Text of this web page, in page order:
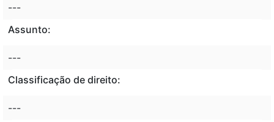
---
Assunto:
---
Classificação de direito:
---